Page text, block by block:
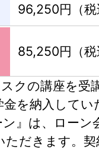
96,250円（税
85,250円（税
クの講座を受
を納入してい
』は、ローン
ただきます。契